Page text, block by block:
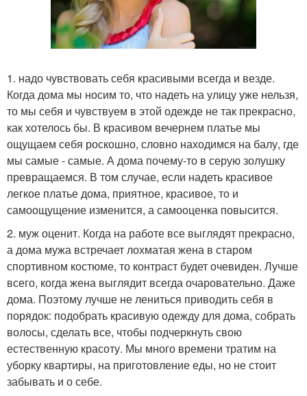
1. надо чувствовать себя красивыми всегда и везде.
Когда дома мы носим то, что надеть на улицу уже нельзя,
то мы себя и чувствуем в этой одежде не так прекрасно,
как хотелось бы. В красивом вечернем платье мы
ощущаем себя роскошно, словно находимся на балу, где
мы самые - самые. А дома почему-то в серую золушку
превращаемся. В том случае, если надеть красивое
легкое платье дома, приятное, красивое, то и
самоощущение изменится, а самооценка повысится.
2. муж оценит. Когда на работе все выглядят прекрасно,
а дома мужа встречает лохматая жена в старом
спортивном костюме, то контраст будет очевиден. Лучше
всего, когда жена выглядит всегда очаровательно. Даже
дома. Поэтому лучше не лениться приводить себя в
порядок: подобрать красивую одежду для дома, собрать
волосы, сделать все, чтобы подчеркнуть свою
естественную красоту. Мы много времени тратим на
уборку квартиры, на приготовление еды, но не стоит
забывать и о себе.